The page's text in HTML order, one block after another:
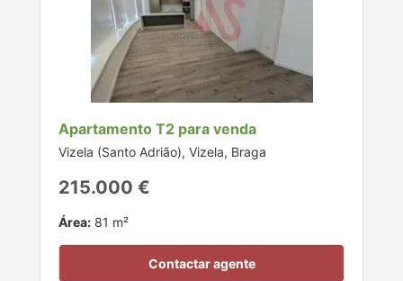
Apartamento T2 para venda
Vizela (Santo Adrião), Vizela, Braga
215.000 €
Área: 81 m²
Contactar agente